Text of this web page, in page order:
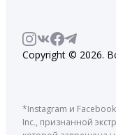
Copyright © 2026.
*Instagram и
Inc., признанной